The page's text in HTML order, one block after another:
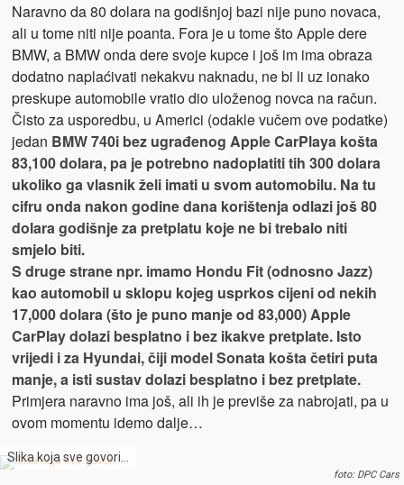
Naravno da 80 dolara na godišnjoj bazi nije puno novaca,
ali u tome niti nije poanta. Fora je u tome što Apple dere
BMW, a BMW onda dere svoje kupce i još im ima obraza
dodatno naplaćivati nekakvu naknadu, ne bi li uz ionako
preskupe automobile vratio dio uloženog novca na račun.
Čisto za usporedbu, u Americi (odakle vučem ove podatke)
jedan BMW 740i bez ugrađenog Apple CarPlaya košta
83,100 dolara, pa je potrebno nadoplatiti tih 300 dolara
ukoliko ga vlasnik želi imati u svom automobilu. Na tu
cifru onda nakon godine dana korištenja odlazi još 80
dolara godišnje za pretplatu koje ne bi trebalo niti
smjelo biti.
S druge strane npr. imamo Hondu Fit (odnosno Jazz)
kao automobil u sklopu kojeg usprkos cijeni od nekih
17,000 dolara (što je puno manje od 83,000) Apple
CarPlay dolazi besplatno i bez ikakve pretplate. Isto
vrijedi i za Hyundai, čiji model Sonata košta četiri puta
manje, a isti sustav dolazi besplatno i bez pretplate.
Primjera naravno ima još, ali ih je previše za nabrojati, pa u
ovom momentu idemo dalje…
Slika koja sve govori…
foto: DPC Cars